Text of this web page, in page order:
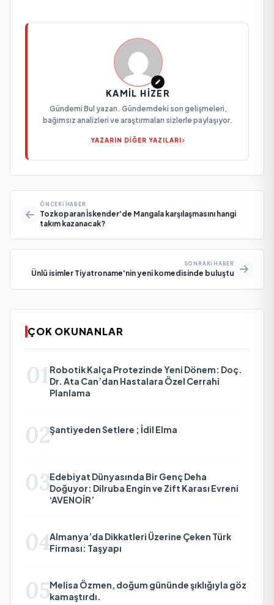
KAMIL HIZER
Gündemi Bul yazarı. Gündemdeki son gelişmeleri,
bağımsız analizleri ve araştırmaları sizlerle paylaşıyor.
YAZARIN DİĞER YAZILARI
ÖNCEKI HABER
Tozkoparan İskender'de Mangala karşılaşmasını hangi
takım kazanacak?
SONRAKI HABER
Ünlü isimler Tiyatroname'nin yeni komedisinde buluştu
ÇOK OKUNANLAR
01 Robotik Kalça Protezinde Yeni Dönem: Doç.
Dr. Ata Can’dan Hastalara Özel Cerrahi
Planlama
02Şantiyeden Setlere ; İdil Elma
03Edebiyat Dünyasında Bir Genç Deha
Doğuyor: Dilruba Engin ve Zift Karası Evreni
‘AVENOİR’
04Almanya’da Dikkatleri Üzerine Çeken Türk
Firması: Taşyapı
05Melisa Özmen, doğum gününde şıklığıyla göz
kamaştırdı.